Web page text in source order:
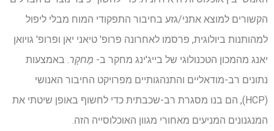
הקשורים למוצא אתני/גזע בחיבור התפקודי המוח מבלי ליפול
למהותנות ביולוגית, פרסמו לאחרונה פרופ' טיאני יאן ופרופ' גויואן
יאנג מהמכון הטכנולוגי של בייג'ינג מחקר ב- מֶחקָר. באמצעות
נתונים רב-מודאליים והתנהגותיים מפרויקט החיבור האנושי
(HCP), הם בנו מסגרת רב-שכבתית כדי לחשוף באופן שיטתי את
המנגנונים המניעים מאחורי מגוון האוכלוסייה הזה.